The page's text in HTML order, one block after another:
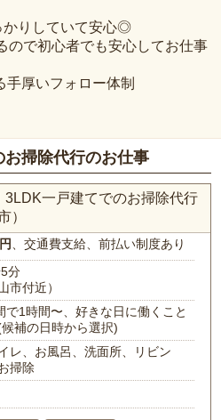
りしていて安心◎
ので初心者でも安心してお仕事
手厚いフォロー体制
掃除代行のお仕事
一戸建てでのお掃除代行
）
、交通費支給、前払い制度あり
分
市付近）
で1時間〜、好きな日に働くこと
補の日時から選択)
レ、お風呂、洗面所、リビン
掃除